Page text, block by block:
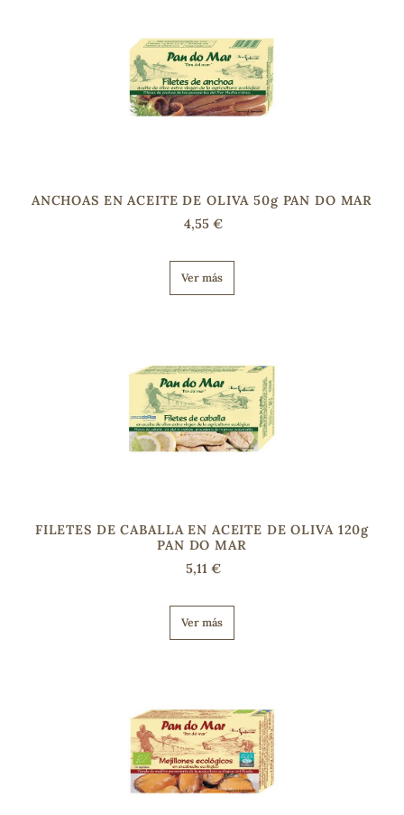
ANCHOAS EN ACEITE DE OLIVA 50g PAN DO MAR
4,55 €
Ver más
FILETES DE CABALLA EN ACEITE DE OLIVA 120g
PAN DO MAR
5,11 €
Ver más